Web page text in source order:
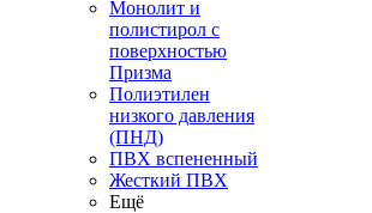
Монолит и
полистирол с
поверхностью
Призма
Полиэтилен
низкого давления
(ПНД)
ПВХ вспененный
Жесткий ПВХ
Ещё